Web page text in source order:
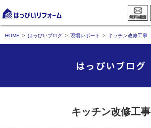
HOME はっぴいブログ 現場レポート キッチン改修工事
はっぴいブログ
キッチン改修工事